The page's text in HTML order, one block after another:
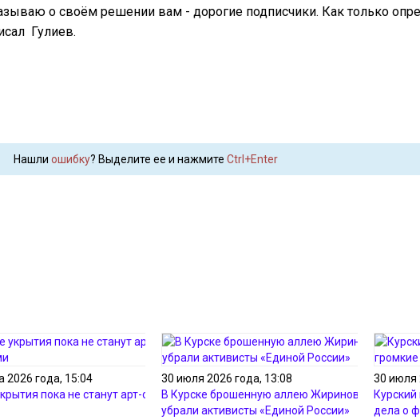
о своём решении вам - дорогие подписчики. Как только
Гулиев.
Нашли ошибку? Выделите ее и нажмите Ctrl+Enter
2026 года, 15:04
пока не станут арт-объектами
30 июля 2026 года, 13:08
В Курске брошенную аллею Жириновского
убрали активисты «Единой России»
30 июля
дела о